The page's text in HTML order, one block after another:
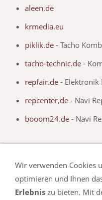
aleen.de
krmedia.eu
piklik.de - Tacho
tacho-technic.de -
repfair.de - Elektronik
repcenter,de - Navi
booom24.de - Navi
Impressum
Wir verwenden Cookies
optimieren und Ihnen
Erlebnis zu bieten. Mit